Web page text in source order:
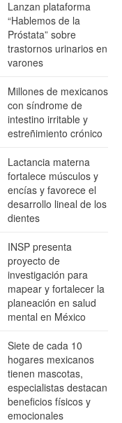
Lanzan plataforma
“Hablemos de la
Próstata” sobre
trastornos urinarios en
varones
Millones de mexicanos
con síndrome de
intestino irritable y
estreñimiento crónico
Lactancia materna
fortalece músculos y
encías y favorece el
desarrollo lineal de los
dientes
INSP presenta
proyecto de
investigación para
mapear y fortalecer la
planeación en salud
mental en México
Siete de cada 10
hogares mexicanos
tienen mascotas,
especialistas destacan
beneficios físicos y
emocionales